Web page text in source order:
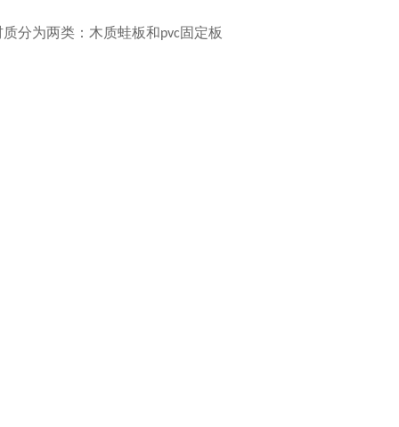
分为两类：木质蛙板和pvc固定板